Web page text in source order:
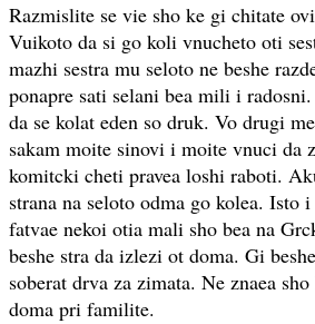
Razmislite se vie sho ke gi chitate
Vuikoto da si go koli vnucheto oti
mazhi sestra mu seloto ne beshe
ponapre sati selani bea mili i
da se kolat eden so druk. Vo drugi
sakam moite sinovi i moite vnuci da
komitcki cheti pravea loshi raboti.
strana na seloto odma go kolea. Isto
fatvae nekoi otia mali sho bea na
beshe stra da izlezi ot doma. Gi
soberat drva za zimata. Ne znaea
doma pri familite.